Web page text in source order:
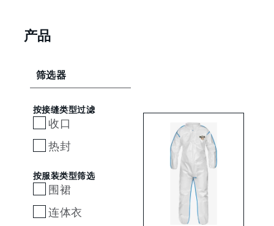
产品
筛选器
按接缝类型过滤
收口
热封
按服装类型筛选
围裙
连体衣